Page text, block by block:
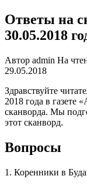
Ответы на
30.05.2018
Автор admin На
29.05.2018
Здравствуйте
2018 года в газете
сканворда. Мы
этот сканворд.
Вопросы
1. Коренники в